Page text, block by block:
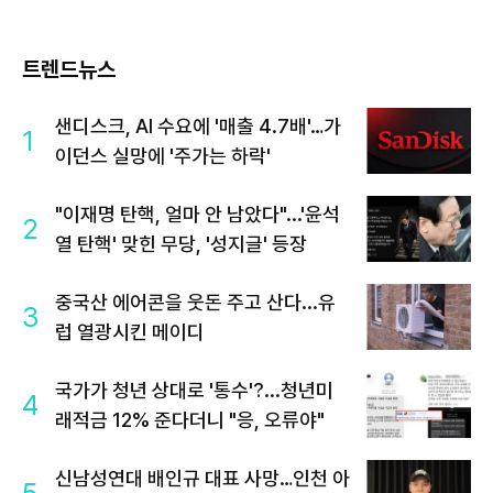
트렌드뉴스
1
샌디스크, AI 수요에 '매출 4.7배'…가
이던스 실망에 '주가는 하락'
2
"이재명 탄핵, 얼마 안 남았다"...'윤석
열 탄핵' 맞힌 무당, '성지글' 등장
3
중국산 에어콘을 웃돈 주고 산다...유
럽 열광시킨 메이디
4
국가가 청년 상대로 '통수'?...청년미
래적금 12% 준다더니 "응, 오류야"
신남성연대 배인규 대표 사망…인천 아